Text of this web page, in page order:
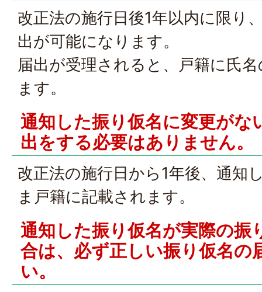
改正法の施行日後1年以内に限り
出が可能になります。
届出が受理されると、戸籍に氏
ます。
通知した振り仮名に変更がな
出をする必要はありません。
改正法の施行日から1年後、通知
ま戸籍に記載されます。
通知した振り仮名が実際の振
合は、必ず正しい振り仮名の
い。